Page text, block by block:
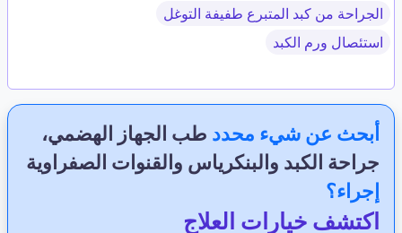
الجراحة من كبد المتبرع طفيفة التوغل
استئصال ورم الكبد
أبحث عن شيء محدد طب الجهاز الهضمي،
جراحة الكبد والبنكرياس والقنوات الصفراوية
إجراء؟
اكتشف خيارات العلاج